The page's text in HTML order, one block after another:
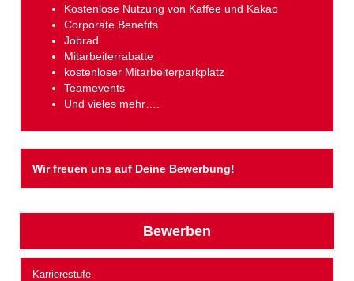
Kostenlose Nutzung von Kaffee und Kakao
Corporate Benefits
Jobrad
Mitarbeiterrabatte
kostenloser Mitarbeiterparkplatz
Teamevents
Und vieles mehr….
Wir freuen uns auf Deine Bewerbung!
Bewerben
Karrierestufe